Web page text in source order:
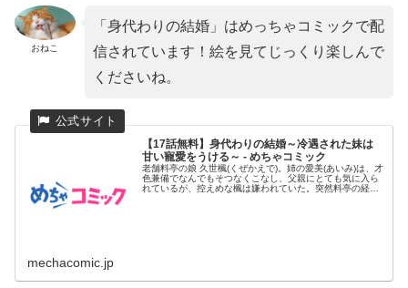
おねこ
「身代わりの結婚」はめっちゃコミックで配
信されています！絵を見てじっくり楽しんで
くださいね。
【17話無料】身代わりの結婚～冷遇された妹は
甘い寵愛をうける～ - めちゃコミック
老舗料亭の娘 久世楓(くぜかえで)。姉の愛美(あいみ)は、才
色兼備でなんでもそつなくこなし、父親にとても気に入ら
れているが、控えめな楓は嫌われていた。突然料亭の経営
mechacomic.jp